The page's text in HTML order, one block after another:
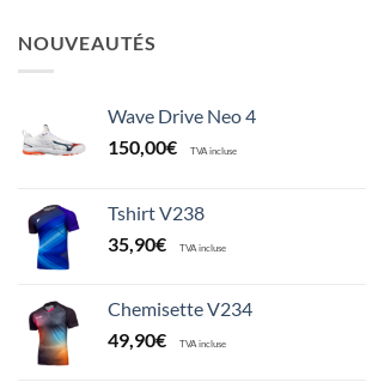
NOUVEAUTÉS
Wave Drive Neo 4
150,00€ TVA incluse
Tshirt V238
35,90€ TVA incluse
Chemisette V234
49,90€ TVA incluse